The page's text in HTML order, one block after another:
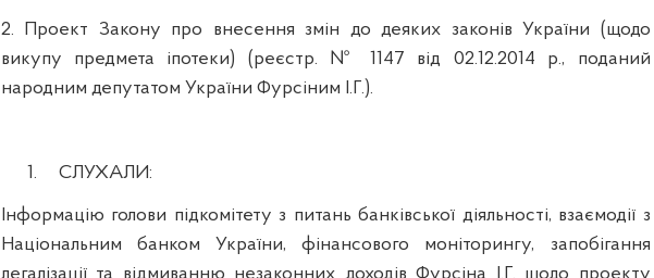
2. Проект Закону про внесення змін додеяких законів України (щодо
викупу предмета іпотеки) (реєстр. № 1147 від 02.12.2014 р., поданий
народним депутатом України Фурсіним І.Г.).
1. СЛУХАЛИ:
Інформацію голови підкомітету з питань банківської діяльності, взаємодії з
Національним банком України,фінансового моніторингу, запобігання